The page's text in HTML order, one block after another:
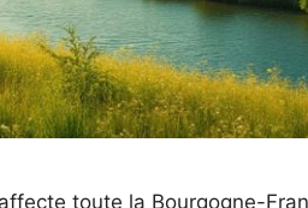
toute la Bourgogne-